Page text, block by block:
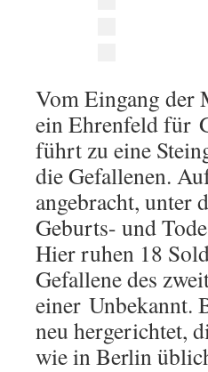
Vom Eingang der
ein Ehrenfeld für
führt zu eine
die Gefallenen.
angebracht, unter
Geburts- und
Hier ruhen 18
Gefallene des
einer Unbekannt.
neu hergerichtet,
wie in Berlin